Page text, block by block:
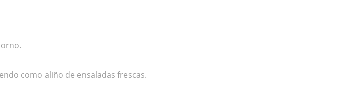
como aliño de ensaladas frescas.